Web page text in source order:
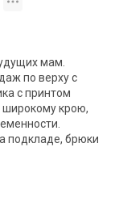
мам.
по верху с
с принтом
широкому крою,
подкладе, брюки